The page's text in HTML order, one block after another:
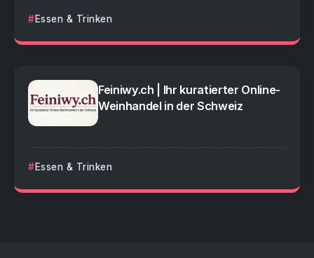
Essen & Trinken
Feiniwy.ch | Ihr kuratierter Online-
Weinhandel in der Schweiz
Essen & Trinken